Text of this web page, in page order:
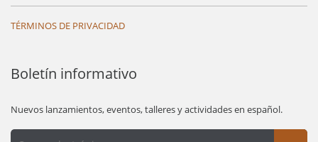
TÉRMINOS DE PRIVACIDAD
Boletín informativo
Nuevos lanzamientos, eventos, talleres y actividades en español.